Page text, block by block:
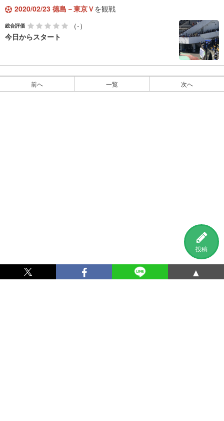
投稿
2020/02/23 徳島－東京Ｖを観戦
総合評価
（-）
今日からスタート
前へ 一覧 次へ
▲